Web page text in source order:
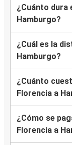
¿Cuánto dura
Hamburgo?
¿Cuál es la
Hamburgo?
¿Cuánto
Florencia a
¿Cómo se
Florencia a